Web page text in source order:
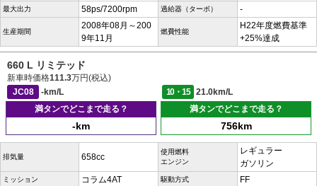
最大出力 58ps/7200rpm 過給器（ターボ） -
生産期間
2008年08月～200
9年11月
燃費性能
H22年度燃費基準
+25%達成
660 L リミテッド
新車時価格111.3万円(税込)
JC08
-km/L 10・15
21.0km/L
満タンでどこまで走る？
-km
満タンでどこまで走る？
756km
排気量 658cc
使用燃料
エンジン
レギュラー
ガソリン
ミッション コラム4AT 駆動方式 FF